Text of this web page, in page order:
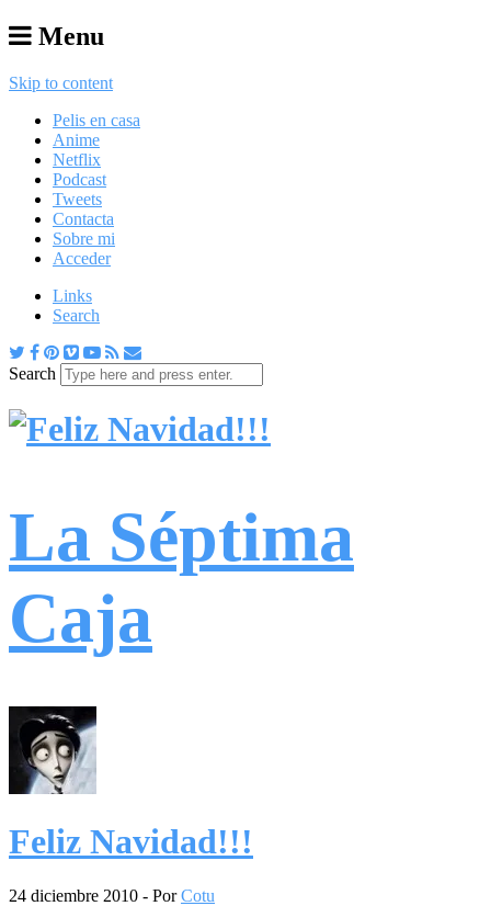
Menu
Skip to content
Pelis en casa
Anime
Netflix
Podcast
Tweets
Contacta
Sobre mi
Acceder
Links
Search
Search
La Séptima
Caja
Feliz Navidad!!!
24 diciembre 2010 - PorCotu